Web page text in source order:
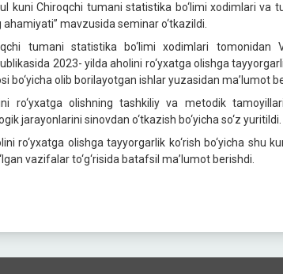
kuni Chiroqchi tumani statistika bo‘limi xodimlari va
ahamiyati” mavzusida seminar o‘tkazildi.
tumani statistika bo‘limi xodimlari
2023- yilda aholini ro‘yxatga olishga
bo‘yicha olib borilayotgan ishlar yuzasidan ma’lumot
ro‘yxatga olishning tashkiliy va metodik
jarayonlarini sinovdan o‘tkazish bo‘yicha so‘z yuritildi.
ro‘yxatga olishga tayyorgarlik ko‘rish bo‘yicha shu
vazifalar to‘g‘risida batafsil ma’lumot berishdi.